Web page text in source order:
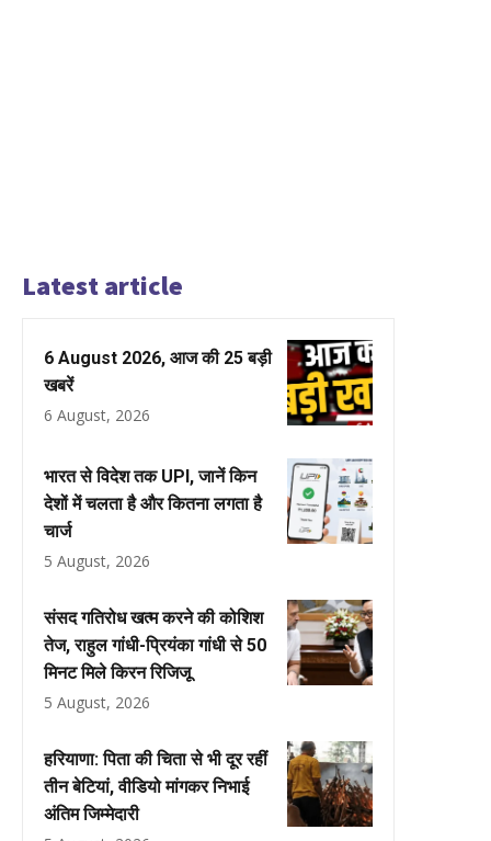
Latest article
6 August 2026, आज की 25 बड़ी
खबरें
6 August, 2026
भारत से विदेश तक UPI, जानें किन
देशों में चलता है और कितना लगता है
चार्ज
5 August, 2026
संसद गतिरोध खत्म करने की कोशिश
तेज, राहुल गांधी-प्रियंका गांधी से 50
मिनट मिले किरन रिजिजू
5 August, 2026
हरियाणा: पिता की चिता से भी दूर रहीं
तीन बेटियां, वीडियो मांगकर निभाई
अंतिम जिम्मेदारी